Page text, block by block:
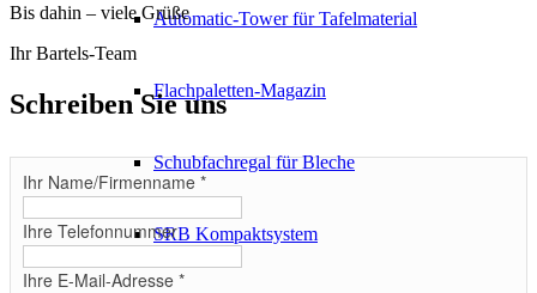
Automatic-Tower für Tafelmaterial
Flachpaletten-Magazin
Schubfachregal für Bleche
SRB Kompaktsystem
Bis dahin – viele Grüße
Ihr Bartels-Team
Schreiben Sie uns
Ihr Name/Firmenname *
Ihre Telefonnummer
Ihre E-Mail-Adresse *